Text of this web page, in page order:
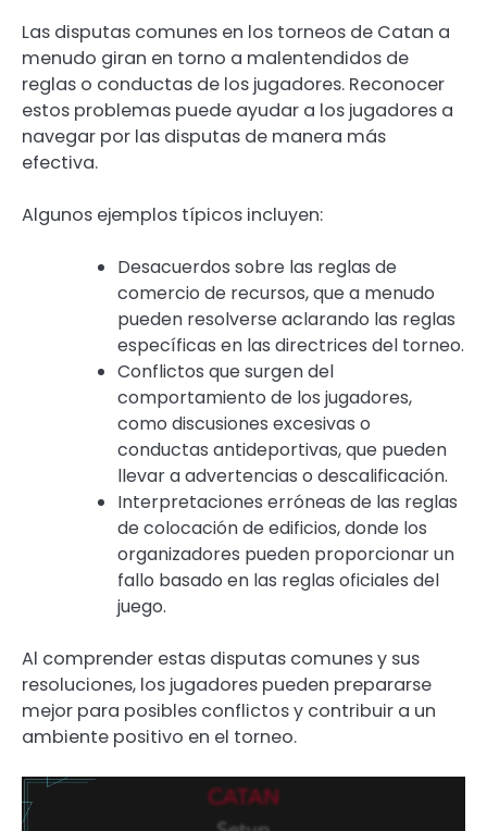
Las disputas comunes en los torneos de Catan a
menudo giran en torno a malentendidos de
reglas o conductas de los jugadores. Reconocer
estos problemas puede ayudar a los jugadores a
navegar por las disputas de manera más
efectiva.
Algunos ejemplos típicos incluyen:
Desacuerdos sobre las reglas de
comercio de recursos, que a menudo
pueden resolverse aclarando las reglas
específicas en las directrices del torneo.
Conflictos que surgen del
comportamiento de los jugadores,
como discusiones excesivas o
conductas antideportivas, que pueden
llevar a advertencias o descalificación.
Interpretaciones erróneas de las reglas
de colocación de edificios, donde los
organizadores pueden proporcionar un
fallo basado en las reglas oficiales del
juego.
Al comprender estas disputas comunes y sus
resoluciones, los jugadores pueden prepararse
mejor para posibles conflictos y contribuir a un
ambiente positivo en el torneo.